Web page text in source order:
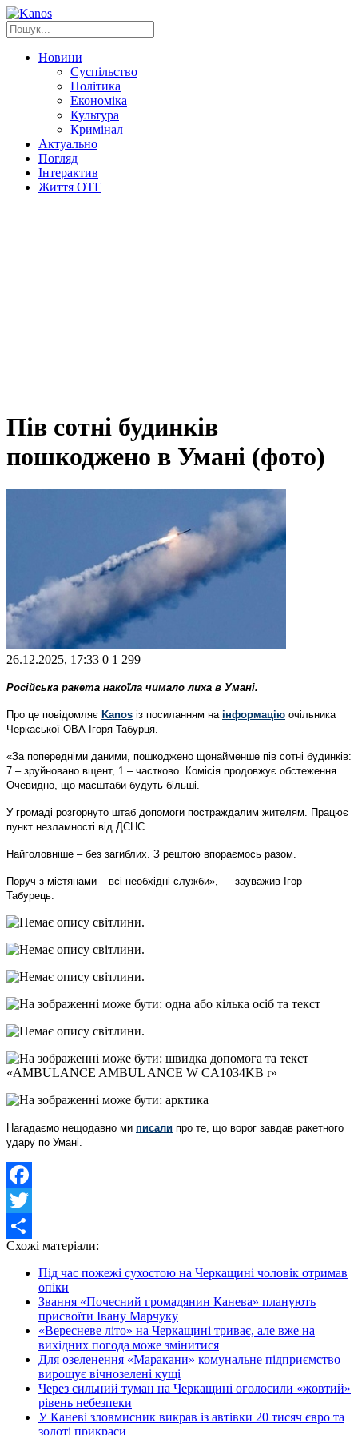
Новини
Суспільство
Політика
Економіка
Культура
Кримінал
Актуально
Погляд
Інтерактив
Життя ОТГ
Пів сотні будинків
пошкоджено в Умані (фото)
26.12.2025, 17:33 0 1 299
Російська ракета накоїла чимало лиха в Умані.
Про це повідомляє Kanos із посиланням на інформацію очільника
Черкаської ОВА Ігоря Табурця.
«За попередніми даними, пошкоджено щонайменше пів сотні будинків:
7 – зруйновано вщент, 1 – частково. Комісія продовжує обстеження.
Очевидно, що масштаби будуть більші.
У громаді розгорнуто штаб допомоги постраждалим жителям. Працює
пункт незламності від ДСНС.
Найголовніше – без загиблих. З рештою впораємось разом.
Поруч з містянами – всі необхідні служби», — зауважив Ігор
Табурець.
Нагадаємо нещодавно ми писали про те, що ворог завдав ракетного
удару по Умані.
Facebook
Twitter
Share
Схожі матеріали:
Під час пожежі сухостою на Черкащині чоловік отримав
опіки
Звання «Почесний громадянин Канева» планують
присвоїти Івану Марчуку
«Вересневе літо» на Черкащині триває, але вже на
вихідних погода може змінитися
Для озеленення «Маракани» комунальне підприємство
вирощує вічнозелені кущі
Через сильний туман на Черкащині оголосили «жовтий»
рівень небезпеки
У Каневі зловмисник викрав із автівки 20 тисяч євро та
золоті прикраси